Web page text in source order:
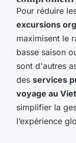
Pour réduire
excursions
maximisent le
basse saison
sont d'autres
des services
voyage au
simplifier la
l’expérience